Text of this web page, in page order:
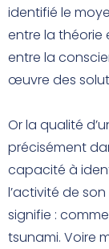
identifié le
entre la théorie
entre la
œuvre des
Or la qualité
précisément
capacité à
l’activité de
signifie :
tsunami. Voire